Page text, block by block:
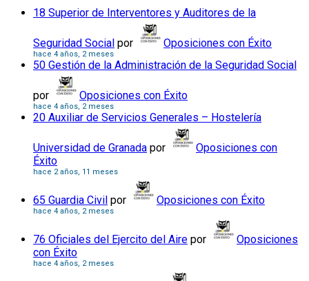
18 Superior de Interventores y Auditores de la
Seguridad Social por Oposiciones con Éxito
hace 4 años, 2 meses
50 Gestión de la Administración de la Seguridad Social
por Oposiciones con Éxito
hace 4 años, 2 meses
20 Auxiliar de Servicios Generales – Hostelería
Universidad de Granada por
Oposiciones con
Éxito
hace 2 años, 11 meses
65 Guardia Civil por Oposiciones con Éxito
hace 4 años, 2 meses
76 Oficiales del Ejercito del Aire por
Oposiciones
con Éxito
hace 4 años, 2 meses